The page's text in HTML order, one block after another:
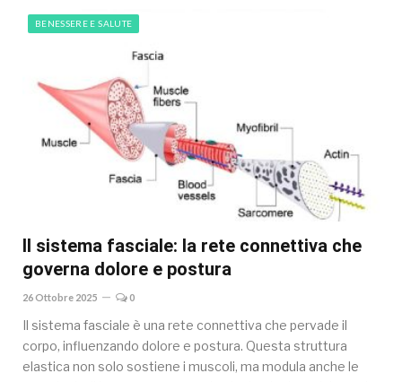
BENESSERE E SALUTE
Il sistema fasciale: la rete connettiva che
governa dolore e postura
26 Ottobre 2025 0
Il sistema fasciale è una rete connettiva che pervade il
corpo, influenzando dolore e postura. Questa struttura
elastica non solo sostiene i muscoli, ma modula anche le